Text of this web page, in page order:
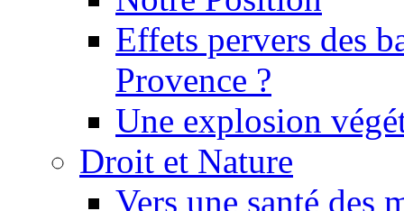
Effets pervers des
Provence ?
Une explosion
Droit et Nature
Vers une santé des